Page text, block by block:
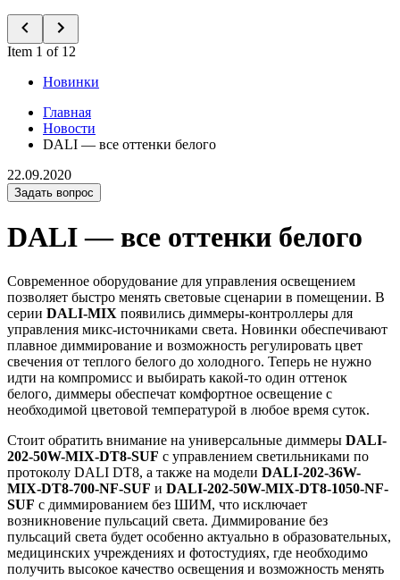
Item 1 of 12
Новинки
Главная
Новости
DALI — все оттенки белого
22.09.2020
Задать вопрос
DALI — все оттенки белого
Современное оборудование для управления освещением
позволяет быстро менять световые сценарии в помещении. В
серии DALI-MIX появились диммеры-контроллеры для
управления микс-источниками света. Новинки обеспечивают
плавное диммирование и возможность регулировать цвет
свечения от теплого белого до холодного. Теперь не нужно
идти на компромисс и выбирать какой-то один оттенок
белого, диммеры обеспечат комфортное освещение с
необходимой цветовой температурой в любое время суток.
Стоит обратить внимание на универсальные диммеры DALI-
202-50W-MIX-DT8-SUF с управлением светильниками по
протоколу DALI DT8, а также на модели DALI-202-36W-
MIX-DT8-700-NF-SUF и DALI-202-50W-MIX-DT8-1050-NF-
SUF с диммированием без ШИМ, что исключает
возникновение пульсаций света. Диммирование без
пульсаций света будет особенно актуально в образовательных,
медицинских учреждениях и фотостудиях, где необходимо
получить высокое качество освещения и возможность менять